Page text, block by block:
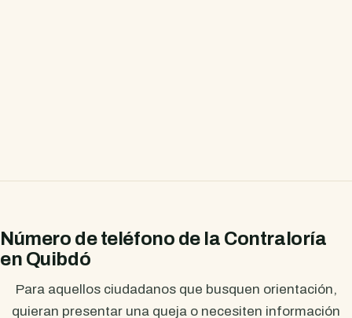
Número de teléfono de la Contraloría
en Quibdó
Para aquellos ciudadanos que busquen orientación,
quieran presentar una queja o necesiten información